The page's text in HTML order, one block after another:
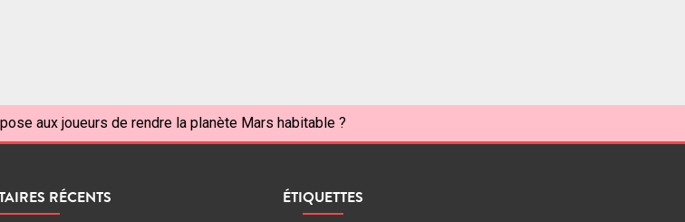
aux joueurs de rendre la planète Mars habitable ?
RÉCENTS ÉTIQUETTES